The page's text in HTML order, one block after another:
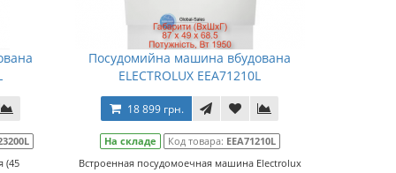
(45
Посудомийна машина вбудована
ELECTROLUX EEA71210L
18 899 грн.
На складе Код товара: EEA71210L
Встроенная посудомоечная машина Electrolux